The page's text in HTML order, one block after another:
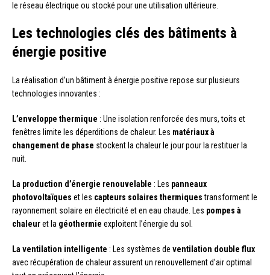
le réseau électrique ou stocké pour une utilisation ultérieure.
Les technologies clés des bâtiments à
énergie positive
La réalisation d’un bâtiment à énergie positive repose sur plusieurs
technologies innovantes :
L’enveloppe thermique : Une isolation renforcée des murs, toits et
fenêtres limite les déperditions de chaleur. Les matériaux à
changement de phase stockent la chaleur le jour pour la restituer la
nuit.
La production d’énergie renouvelable : Les panneaux
photovoltaïques et les capteurs solaires thermiquestransforment le
rayonnement solaire en électricité et en eau chaude. Les pompes à
chaleuret la géothermie exploitent l’énergie du sol.
La ventilation intelligente : Les systèmes de ventilation double flux
avec récupération de chaleur assurent un renouvellement d’air optimal